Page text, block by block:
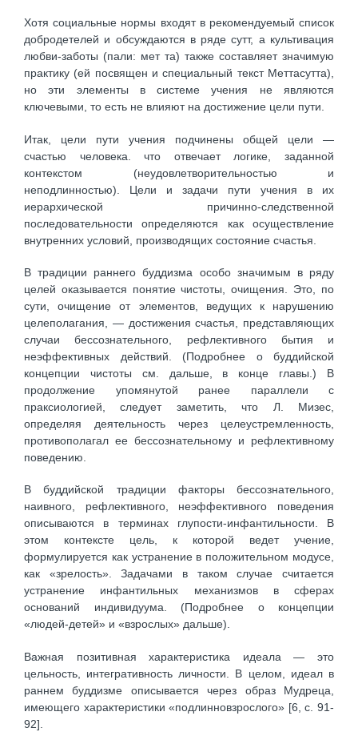
Хотя социальные нормы входят в рекомендуемый список
добродетелей и обсуждаются в ряде сутт, а культивация
любви-заботы (пали: мет та) также составляет значимую
практику (ей посвящен и специальный текст Меттасутта),
но эти элементы в системе учения не являются
ключевыми, то есть не влияют на достижение цели пути.
Итак, цели пути учения подчинены общей цели —
счастью человека. что отвечает логике, заданной
контекстом (неудовлетворительностью и
неподлинностью). Цели и задачи пути учения в их
иерархической причинно-следственной
последовательности определяются как осуществление
внутренних условий, производящих состояние счастья.
В традиции раннего буддизма особо значимым в ряду
целей оказывается понятие чистоты, очищения. Это, по
сути, очищение от элементов, ведущих к нарушению
целеполагания, — достижения счастья, представляющих
случаи бессознательного, рефлективного бытия и
неэффективных действий. (Подробнее о буддийской
концепции чистоты см. дальше, в конце главы.) В
продолжение упомянутой ранее параллели с
праксиологией, следует заметить, что Л. Мизес,
определяя деятельность через целеустремленность,
противополагал ее бессознательному и рефлективному
поведению.
В буддийской традиции факторы бессознательного,
наивного, рефлективного, неэффективного поведения
описываются в терминах глупости-инфантильности. В
этом контексте цель, к которой ведет учение,
формулируется как устранение в положительном модусе,
как «зрелость». Задачами в таком случае считается
устранение инфантильных механизмов в сферах
оснований индивидуума. (Подробнее о концепции
«людей-детей» и «взрослых» дальше).
Важная позитивная характеристика идеала — это
цельность, интегративность личности. В целом, идеал в
раннем буддизме описывается через образ Мудреца,
имеющего характеристики «подлинновзрослого» [6, c. 91-
92].